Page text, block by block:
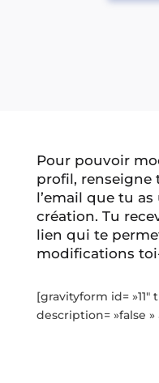
Pour pouvoir
profil, renseigne
l’email que tu
création. Tu
lien qui te
modifications
[gravityform id= »11″
description= »false »